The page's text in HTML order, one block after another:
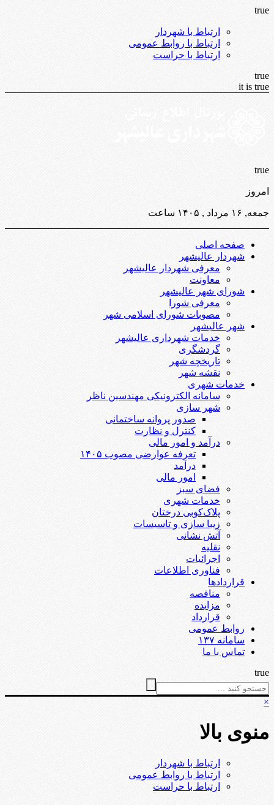
true
ارتباط با شهردار
ارتباط با روابط عمومی
ارتباط با حراست
true
it is true
true
امروز
جمعه, ۱۶ مرداد , ۱۴۰۵ ساعت
صفحه اصلی
شهردار عالیشهر
معرفی شهردار عالیشهر
معاونت
شورای شهر عالیشهر
معرفی شورا
مصوبات شورای اسلامی شهر
شهر عالیشهر
خدمات شهرداری عالیشهر
گردشگری
تاریخچه شهر
نقشه شهر
خدمات شهری
سامانه الکترونیکی مهندسین ناظر
شهر سازی
صدور پروانه ساختمانی
کنترل و نظارت
درآمد و امور مالی
تعرفه عوارضی مصوب ۱۴۰۵
درآمد
امور مالی
فضای سبز
خدمات شهری
پلاک‌کوبی درختان
زیبا سازی و تاسیسات
آتش نشانی
نقلیه
اجرائیات
فناوری اطلاعات
قراردادها
مناقصه
مزایده
قرارداد
روابط عمومی
سامانه ۱۳۷
تماس با ما
true
×
منوی بالا
ارتباط با شهردار
ارتباط با روابط عمومی
ارتباط با حراست